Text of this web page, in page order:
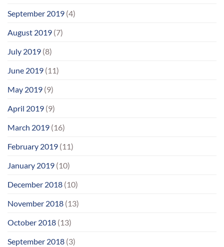
September 2019 (4)
August 2019 (7)
July 2019 (8)
June 2019 (11)
May 2019 (9)
April 2019 (9)
March 2019 (16)
February 2019 (11)
January 2019 (10)
December 2018 (10)
November 2018 (13)
October 2018 (13)
September 2018 (3)